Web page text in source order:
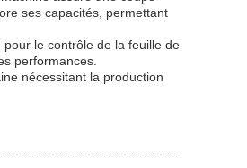
ses capacités, permettant
le contrôle de la feuille de
performances.
nécessitant la production